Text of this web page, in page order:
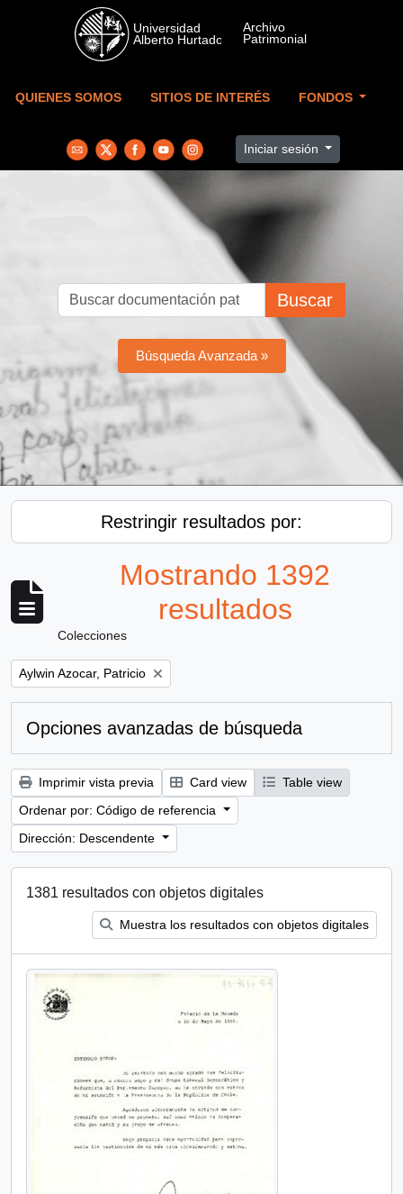
Skip to main content
QUIENES SOMOS SITIOS DE INTERÉS FONDOS
Iniciar sesión
Buscar
Búsqueda Avanzada »
Restringir resultados por:
Mostrando 1392
resultados
Colecciones
Remove filter:
Aylwin Azocar, Patricio
Opciones avanzadas de búsqueda
Imprimir vista previa Card view
Table view
Ordenar por: Código de referencia
Dirección: Descendente
1381 resultados con objetos digitales
Muestra los resultados con objetos digitales